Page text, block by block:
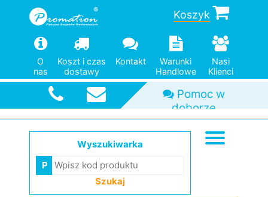
O
nas
Koszt i czas
dostawy
Kontakt
Warunki
Handlowe
Nasi
Klienci
Koszyk
Szybka
wysyłka
Wyszukiwarka
Szukaj